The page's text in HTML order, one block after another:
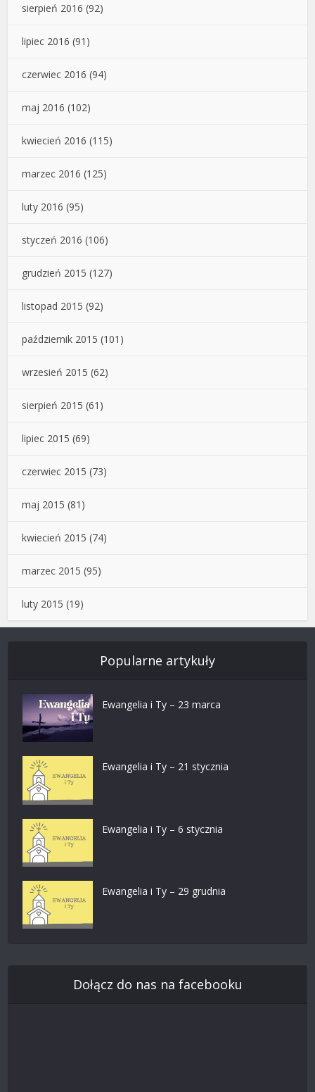
sierpień 2016 (92)
lipiec 2016 (91)
czerwiec 2016 (94)
maj 2016 (102)
kwiecień 2016 (115)
marzec 2016 (125)
luty 2016 (95)
styczeń 2016 (106)
grudzień 2015 (127)
listopad 2015 (92)
październik 2015 (101)
wrzesień 2015 (62)
sierpień 2015 (61)
lipiec 2015 (69)
czerwiec 2015 (73)
maj 2015 (81)
kwiecień 2015 (74)
marzec 2015 (95)
luty 2015 (19)
Popularne artykuły
Ewangelia i Ty – 23 marca
Ewangelia i Ty – 21 stycznia
Ewangelia i Ty – 6 stycznia
Ewangelia i Ty – 29 grudnia
Dołącz do nas na facebooku